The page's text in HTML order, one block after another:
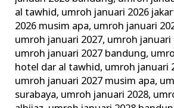
al tawhid, umroh januari 2026
2026 musim apa, umroh januari
umroh januari 2027, umroh januari
umroh januari 2027 bandung,
hotel dar al tawhid, umroh januari
umroh januari 2027 musim apa,
surabaya, umroh januari 2028,